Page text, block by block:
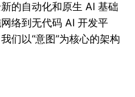
的自动化和原生 AI 基础
络到无代码 AI 开发平
们以“意图”为核心的架构